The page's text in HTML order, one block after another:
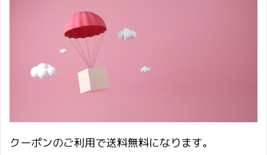
クーポンのご利用で送料無料になります。